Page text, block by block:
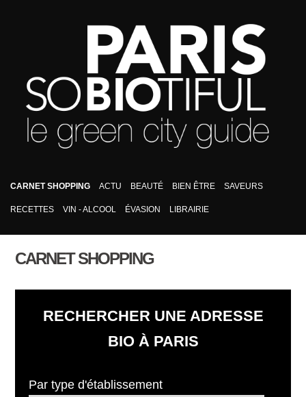
CARNET SHOPPING ACTU BEAUTÉ BIEN ÊTRE SAVEURS
RECETTES VIN - ALCOOL ÉVASION LIBRAIRIE
CARNET SHOPPING
RECHERCHER UNE ADRESSE
BIO À PARIS
Par type d'établissement